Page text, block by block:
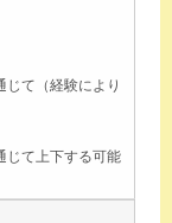
て（経験により
じて上下する可能